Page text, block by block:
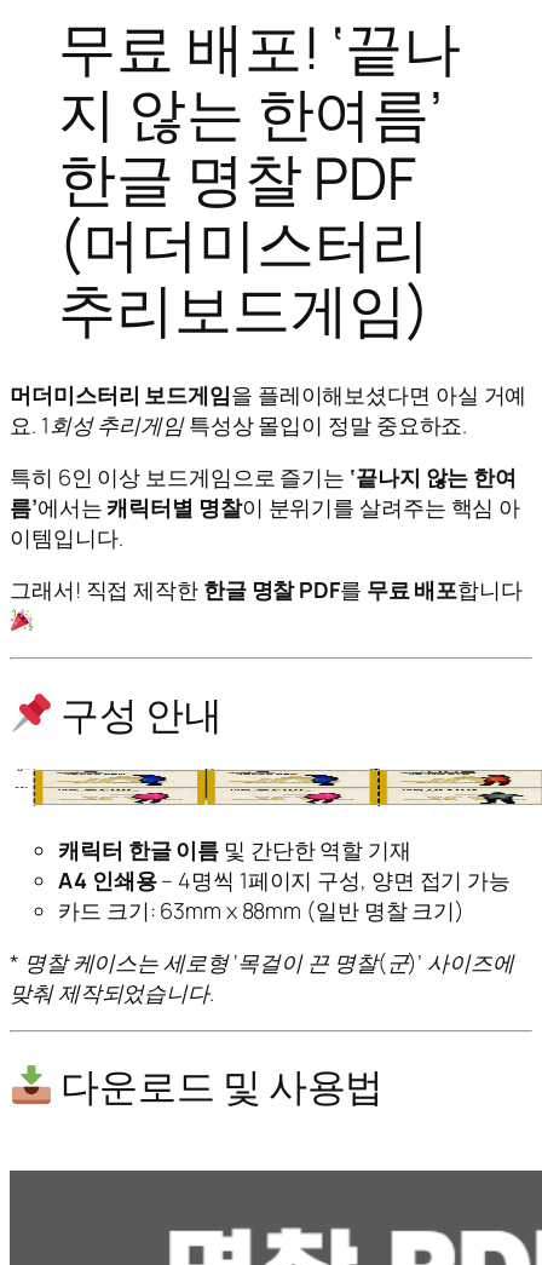
무료 배포! ‘끝나
지 않는 한여름’
한글 명찰 PDF
(머더미스터리
추리보드게임)
머더미스터리 보드게임을 플레이해보셨다면 아실 거예
요. 1회성 추리게임특성상 몰입이 정말 중요하죠.
특히 6인 이상 보드게임으로 즐기는 ‘끝나지 않는 한여
름’에서는캐릭터별 명찰이 분위기를 살려주는 핵심 아
이템입니다.
그래서! 직접 제작한 한글 명찰 PDF를 무료 배포합니다
구성 안내
캐릭터 한글 이름 및 간단한 역할 기재
A4 인쇄용– 4명씩 1페이지 구성, 양면 접기 가능
카드 크기: 63mm x 88mm (일반 명찰 크기)
* 명찰 케이스는 세로형 ‘목걸이 끈 명찰(군)’ 사이즈에
맞춰 제작되었습니다.
다운로드 및 사용법